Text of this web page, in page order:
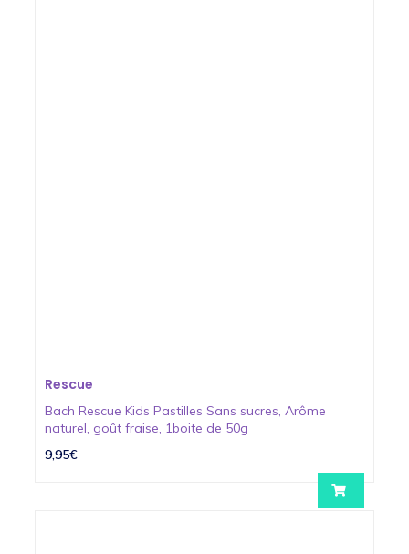
Rescue
Bach Rescue Kids Pastilles Sans sucres, Arôme
naturel, goût fraise, 1boite de 50g
9,95€